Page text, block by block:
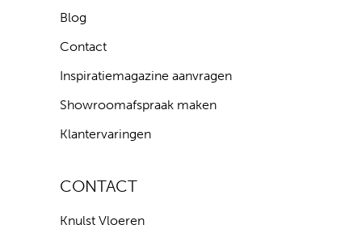
Blog
Contact
Inspiratiemagazine aanvragen
Showroomafspraak maken
Klantervaringen
CONTACT
Knulst Vloeren